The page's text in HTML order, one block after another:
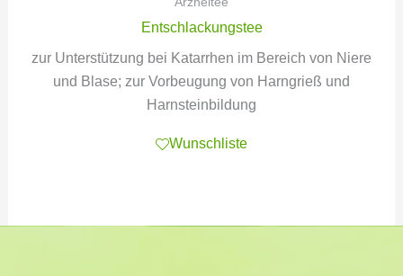
Entschlackungstee
zur Unterstützung bei Katarrhen im Bereich von Niere
und Blase; zur Vorbeugung von Harngrieß und
Harnsteinbildung
Wunschliste